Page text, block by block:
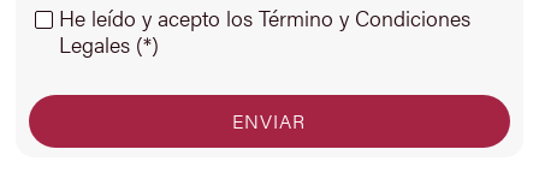
He leído y acepto los Término y Condiciones
Legales (*)